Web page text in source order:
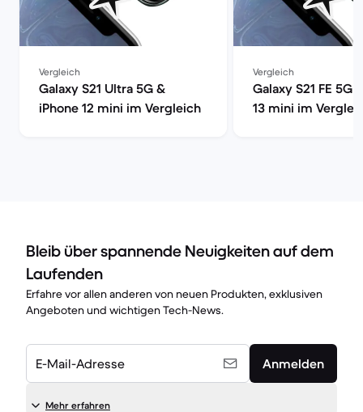
Vergleich
Galaxy S21 Ultra 5G &
iPhone 12 mini im Vergleich
Vergleich
Galaxy S21 FE 5G
13 mini im
Bleib über spannende Neuigkeiten auf dem
Laufenden
Erfahre vor allen anderen von neuen Produkten, exklusiven
Angeboten und wichtigen Tech-News.
E-Mail-Adresse Anmelden
Mehr erfahren